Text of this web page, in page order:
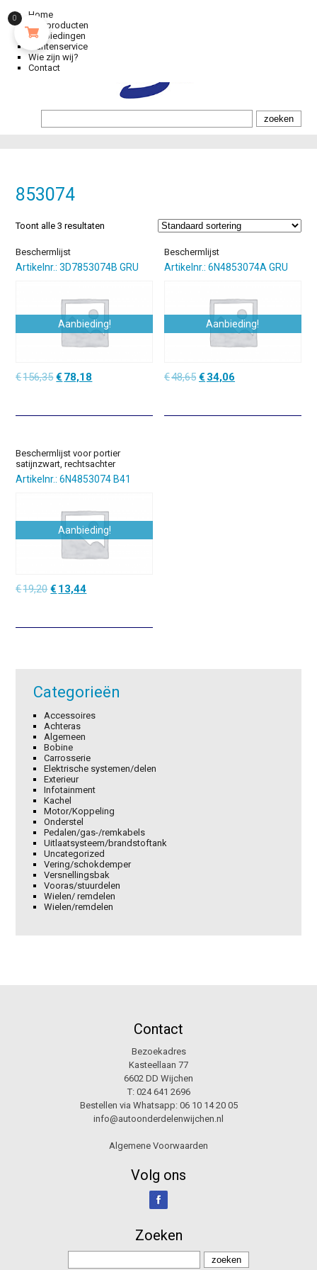
Home
Alle producten
Aanbiedingen
Klantenservice
Wie zijn wij?
Contact
853074
Toont alle 3 resultaten
Beschermlijst
Artikelnr.: 3D7853074B GRU
Aanbieding!
€156,35Oorspronkelijke
€156,35.
€ 78,18
€78,18.
Beschermlijst
Artikelnr.: 6N4853074A GRU
Aanbieding!
€48,65 Oorspronkelijke
€48,65.
€ 34,06
€34,06.
Beschermlijst voor portier
satijnzwart, rechtsachter
Artikelnr.: 6N4853074 B41
Aanbieding!
€19,20Oorspronkelijke
€19,20.
€ 13,44Huidige
€13,44.
Categorieën
Accessoires
Achteras
Algemeen
Bobine
Carrosserie
Elektrische systemen/delen
Exterieur
Infotainment
Kachel
Motor/Koppeling
Onderstel
Pedalen/gas-/remkabels
Uitlaatsysteem/brandstoftank
Uncategorized
Vering/schokdemper
Versnellingsbak
Vooras/stuurdelen
Wielen/ remdelen
Wielen/remdelen
Contact
Bezoekadres
Kasteellaan 77
6602 DD Wijchen
T: 024 641 2696
Bestellen via Whatsapp: 06 10 14 20 05
info@autoonderdelenwijchen.nl
Algemene Voorwaarden
Volg ons
Zoeken
0